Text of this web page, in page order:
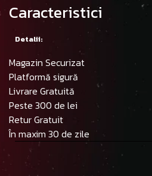
Caracteristici
Detalii:
Magazin Securizat
Platformă sigură
Livrare Gratuită
Peste 300 de lei
Retur Gratuit
În maxim 30 de zile